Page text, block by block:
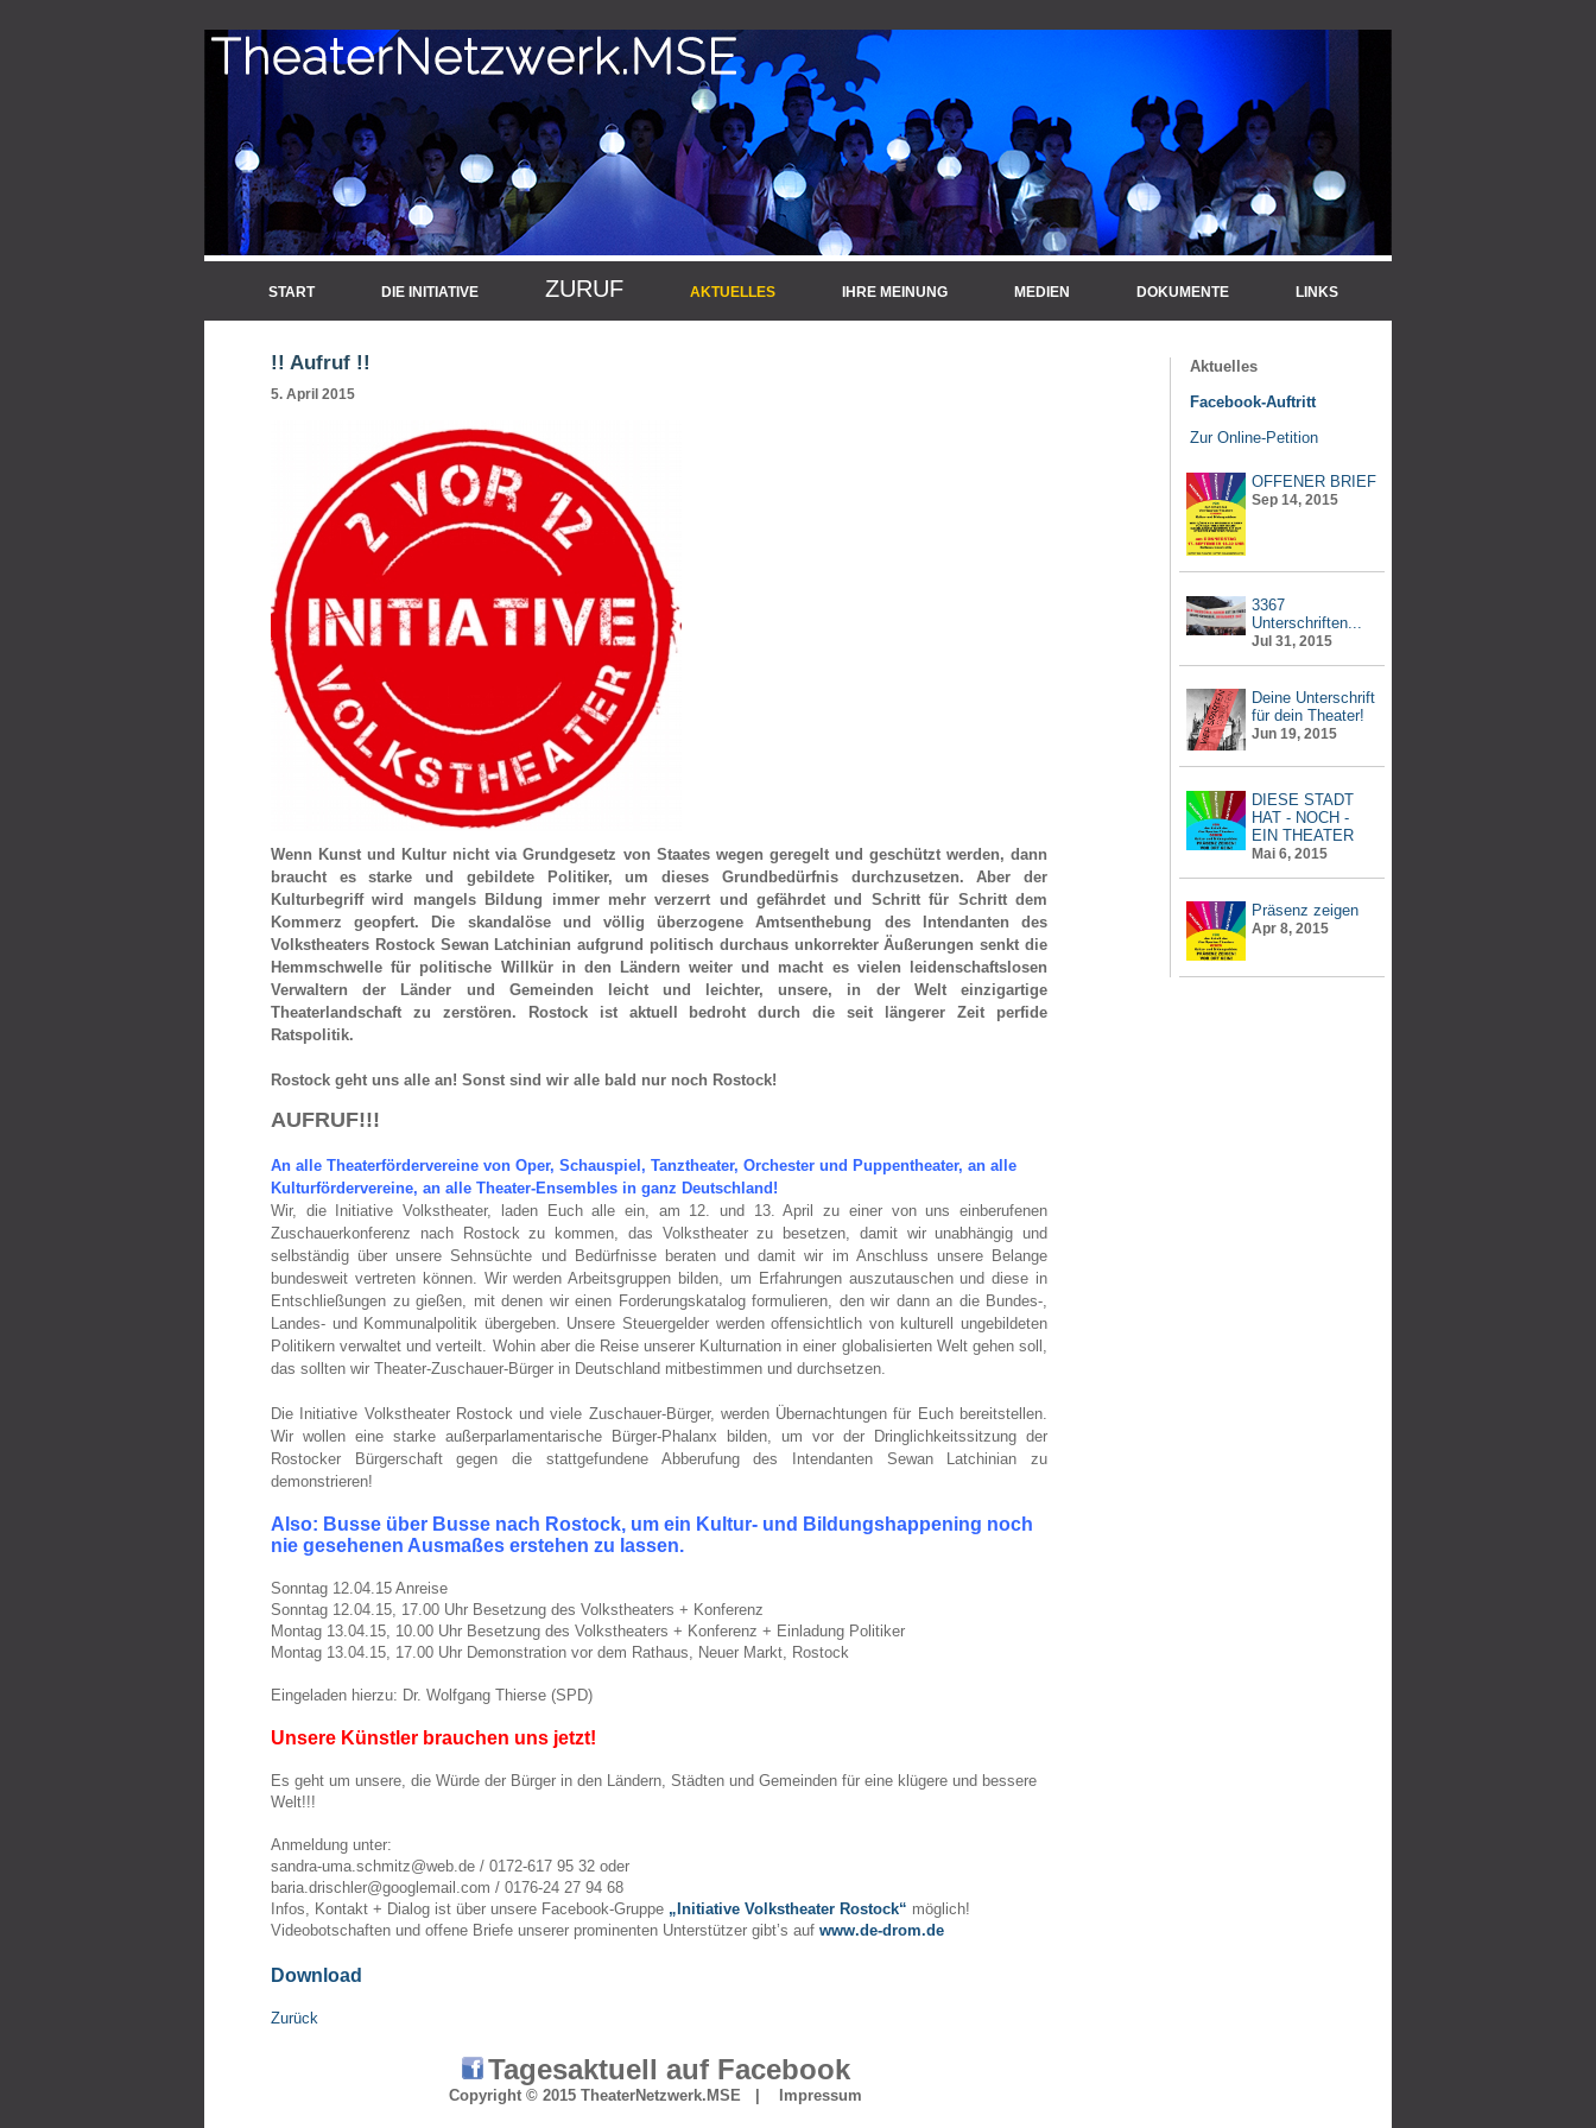
START DIE INITIATIVE ZURUF AKTUELLES IHRE MEINUNG MEDIEN DOKUMENTE LINKS
!! Aufruf !!
5. April 2015
Wenn Kunst und Kultur nicht via Grundgesetz von Staates wegen geregelt und geschützt werden, dann
braucht es starke und gebildete Politiker, um dieses Grundbedürfnis durchzusetzen. Aber der
Kulturbegriff wird mangels Bildung immer mehr verzerrt und gefährdet und Schritt für Schritt dem
Kommerz geopfert. Die skandalöse und völlig überzogene Amtsenthebung des Intendanten des
Volkstheaters Rostock Sewan Latchinian aufgrund politisch durchaus unkorrekter Äußerungen senkt die
Hemmschwelle für politische Willkür in den Ländern weiter und macht es vielen leidenschaftslosen
Verwaltern der Länder und Gemeinden leicht und leichter, unsere, in der Welt einzigartige
Theaterlandschaft zu zerstören. Rostock ist aktuell bedroht durch die seit längerer Zeit perfide
Ratspolitik.
Rostock geht uns alle an! Sonst sind wir alle bald nur noch Rostock!
AUFRUF!!!
An alle Theaterfördervereine von Oper, Schauspiel, Tanztheater, Orchester und Puppentheater, an alle
Kulturfördervereine, an alle Theater-Ensembles in ganz Deutschland!
Wir, die Initiative Volkstheater, laden Euch alle ein, am 12. und 13. April zu einer von uns einberufenen
Zuschauerkonferenz nach Rostock zu kommen, das Volkstheater zu besetzen, damit wir unabhängig und
selbständig über unsere Sehnsüchte und Bedürfnisse beraten und damit wir im Anschluss unsere Belange
bundesweit vertreten können. Wir werden Arbeitsgruppen bilden, um Erfahrungen auszutauschen und diese in
Entschließungen zu gießen, mit denen wir einen Forderungskatalog formulieren, den wir dann an die Bundes-,
Landes- und Kommunalpolitik übergeben. Unsere Steuergelder werden offensichtlich von kulturell ungebildeten
Politikern verwaltet und verteilt. Wohin aber die Reise unserer Kulturnation in einer globalisierten Welt gehen soll,
das sollten wir Theater-Zuschauer-Bürger in Deutschland mitbestimmen und durchsetzen.
Die Initiative Volkstheater Rostock und viele Zuschauer-Bürger, werden Übernachtungen für Euch bereitstellen.
Wir wollen eine starke außerparlamentarische Bürger-Phalanx bilden, um vor der Dringlichkeitssitzung der
Rostocker Bürgerschaft gegen die stattgefundene Abberufung des Intendanten Sewan Latchinian zu
demonstrieren!
Also: Busse über Busse nach Rostock, um ein Kultur- und Bildungshappening noch
nie gesehenen Ausmaßes erstehen zu lassen.
Sonntag 12.04.15 Anreise
Sonntag 12.04.15, 17.00 Uhr Besetzung des Volkstheaters + Konferenz
Montag 13.04.15, 10.00 Uhr Besetzung des Volkstheaters + Konferenz + Einladung Politiker
Montag 13.04.15, 17.00 Uhr Demonstration vor dem Rathaus, Neuer Markt, Rostock
Eingeladen hierzu: Dr. Wolfgang Thierse (SPD)
Unsere Künstler brauchen uns jetzt!
Es geht um unsere, die Würde der Bürger in den Ländern, Städten und Gemeinden für eine klügere und bessere
Welt!!!
Anmeldung unter:
sandra-uma.schmitz@web.de / 0172-617 95 32 oder
baria.drischler@googlemail.com / 0176-24 27 94 68
Infos, Kontakt + Dialog ist über unsere Facebook-Gruppe „Initiative Volkstheater Rostock“ möglich!
Videobotschaften und offene Briefe unserer prominenten Unterstützer gibt’s auf www.de-drom.de
Download
Zurück
Aktuelles
Facebook-Auftritt
Zur Online-Petition
OFFENER BRIEF
Sep 14, 2015
3367
Unterschriften...
Jul 31, 2015
Deine Unterschrift
für dein Theater!
Jun 19, 2015
DIESE STADT
HAT - NOCH -
EIN THEATER
Mai 6, 2015
Präsenz zeigen
Apr 8, 2015
Tagesaktuell auf Facebook
Copyright © 2015 TheaterNetzwerk.MSE | Impressum